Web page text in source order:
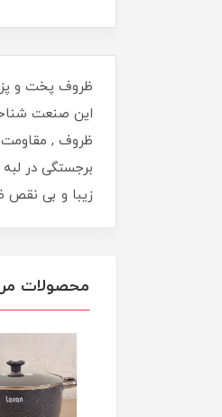
​​​​ظروف پخت و پز Eviz با استفاده از آلومینیوم 98 درصد و مهمتر از آن
برجستگی در
زیبا و بی نقص
محصولات